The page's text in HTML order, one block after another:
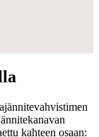
kahteen osaan: